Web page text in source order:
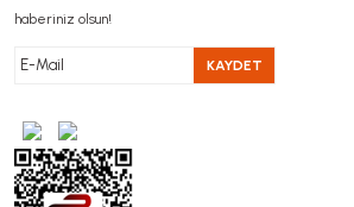
haberiniz olsun!
KAYDET